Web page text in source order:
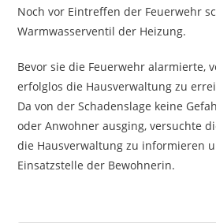
Noch vor Eintreffen der Feuerwehr
Warmwasserventil der Heizung.
Bevor sie die Feuerwehr alarmierte,
erfolglos die Hausverwaltung zu
Da von der Schadenslage keine
oder Anwohner ausging, versuchte
die Hausverwaltung zu informieren
Einsatzstelle der Bewohnerin.